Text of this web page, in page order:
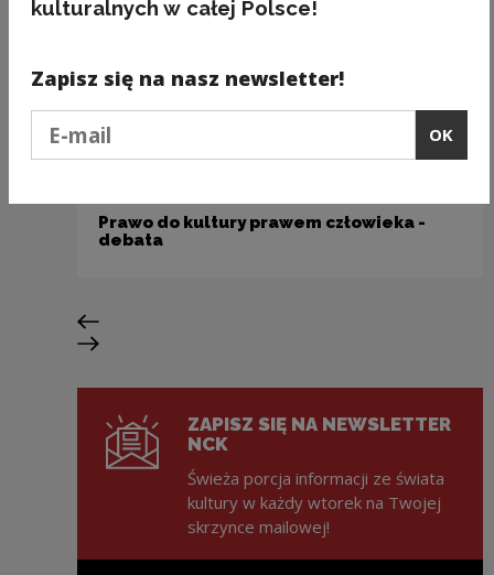
Prawo do kultury prawem człowieka -
debata
Previous slide
Next slide
ZAPISZ SIĘ NA NEWSLETTER
NCK
Świeża porcja informacji ze świata
kultury w każdy wtorek na Twojej
skrzynce mailowej!
kulturalnych w całej Polsce!
Zapisz się na nasz newsletter!
OK